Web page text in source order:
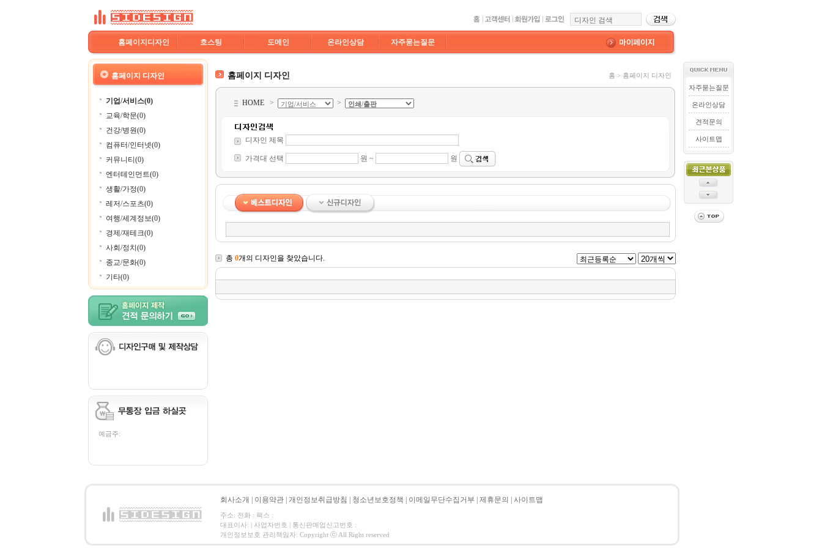
홈페이지디자인 호스팅 도메인 온라인상담 자주묻는질문
홈페이지 디자인
기업/서비스(0)
교육/학문(0)
건강/병원(0)
컴퓨터/인터넷(0)
커뮤니티(0)
엔터테인먼트(0)
생활/가정(0)
레저/스포츠(0)
여행/세계정보(0)
경제/재테크(0)
사회/정치(0)
종교/문화(0)
기타(0)
예금주:
홈페이지 디자인 홈 > 홈페이지 디자인
HOME > >
디자인 제목
가격대 선택 원 ~ 원
총 0개의 디자인을 찾았습니다.
자주묻는질문
온라인상담
견적문의
사이트맵
회사소개 이용약관 개인정보취급방침 청소년보호정책 이메일무단수집거부 제휴문의 사이트맵
주소: 전화 : 팩스 :
대표이사: | 사업자번호 | 통신판매업신고번호 :
개인정보보호 관리책임자: Copyright ⓒ All Right reserved